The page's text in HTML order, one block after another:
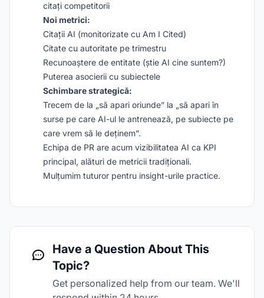
citați competitorii
Noi metrici:
Citații AI (monitorizate cu Am I Cited)
Citate cu autoritate pe trimestru
Recunoaștere de entitate (știe AI cine suntem?)
Puterea asocierii cu subiectele
Schimbare strategică:
Trecem de la „să apari oriunde” la „să apari în
surse pe care AI-ul le antrenează, pe subiecte pe
care vrem să le deținem”.
Echipa de PR are acum vizibilitatea AI ca KPI
principal, alături de metricii tradiționali.
Mulțumim tuturor pentru insight-urile practice.
Have a Question About This
Topic?
Get personalized help from our team. We'll